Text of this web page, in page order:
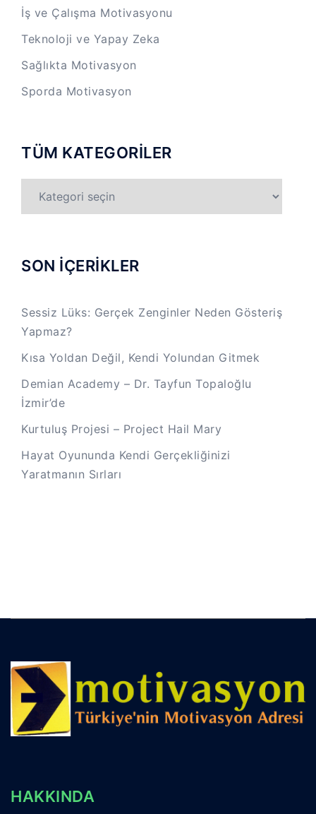
İş ve Çalışma Motivasyonu
Teknoloji ve Yapay Zeka
Sağlıkta Motivasyon
Sporda Motivasyon
TÜM KATEGORİLER
KATEGORİLER
SON İÇERİKLER
Sessiz Lüks: Gerçek Zenginler Neden Gösteriş
Yapmaz?
Kısa Yoldan Değil, Kendi Yolundan Gitmek
Demian Academy – Dr. Tayfun Topaloğlu
İzmir’de
Kurtuluş Projesi – Project Hail Mary
Hayat Oyununda Kendi Gerçekliğinizi
Yaratmanın Sırları
HAKKINDA